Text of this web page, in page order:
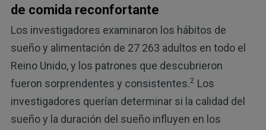
de comida reconfortante
Los investigadores examinaron los hábitos de
sueño y alimentación de 27 263 adultos en todo el
Reino Unido, y los patrones que descubrieron
fueron sorprendentes y consistentes.2 Los
investigadores querían determinar si la calidad del
sueño y la duración del sueño influyen en los